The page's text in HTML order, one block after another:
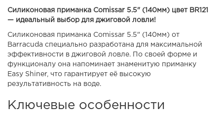
Силиконовая приманка Comissar 5.5" (140мм) цвет BR121
— идеальный выбор для джиговой ловли!
Силиконовая приманка Comissar 5.5" (140мм) от
Barracuda специально разработана для максимальной
эффективности в джиговой ловле. По своей форме и
функционалу она напоминает знаменитую приманку
Easy Shiner, что гарантирует её высокую
результативность на воде.
Ключевые особенности